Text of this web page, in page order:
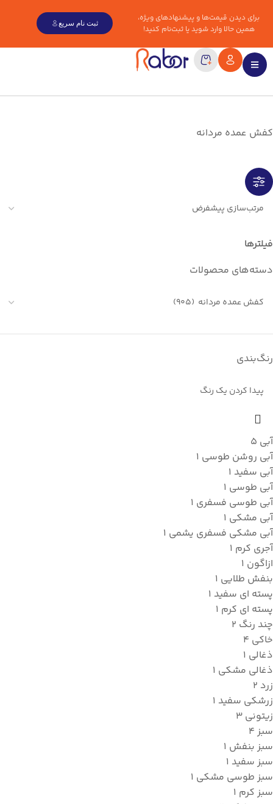
برای دیدن قیمت‌ها و پیشنهادهای ویژه،
همین حالا وارد شوید یا ثبت‌نام کنید!
ثبت نام سریع
کفش عمده مردانه
فیلترها
دسته‌های محصولات
رنگ‌بندی
آبی 5
آبی روشن طوسی 1
آبی سفید 1
آبی طوسی 1
آبی طوسی فسفری 1
آبی مشکی 1
آبی مشکی فسفری یشمی 1
آجری کرم 1
ازاگون 1
بنفش طلایی 1
پسته ای سفید 1
پسته ای کرم 1
چند رنگ 2
خاکی 4
ذغالی 1
ذغالی مشکی 1
زرد 2
زرشکی سفید 1
زیتونی 3
سبز 4
سبز بنفش 1
سبز سفید 1
سبز طوسی مشکی 1
سبز کرم 1